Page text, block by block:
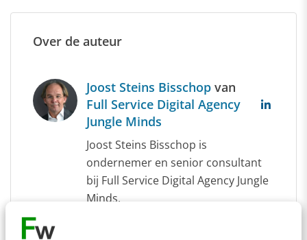
Over de auteur
Joost Steins Bisschop van
Full Service Digital Agency
Jungle Minds
Joost Steins Bisschop is
ondernemer en senior consultant
bij Full Service Digital Agency Jungle
Minds.